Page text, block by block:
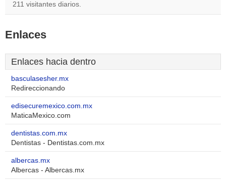
211 visitantes diarios.
Enlaces
Enlaces hacia dentro
basculasesher.mx
Redireccionando
edisecuremexico.com.mx
MaticaMexico.com
dentistas.com.mx
Dentistas - Dentistas.com.mx
albercas.mx
Albercas - Albercas.mx